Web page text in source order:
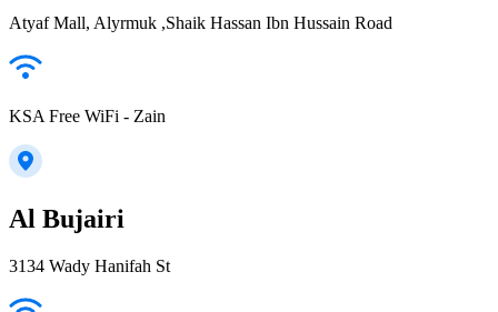
Atyaf Mall, Alyrmuk ,Shaik Hassan Ibn Hussain Road
KSA Free WiFi - Zain
Al Bujairi
3134 Wady Hanifah St